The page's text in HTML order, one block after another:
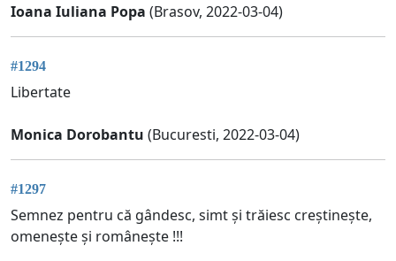
Ioana Iuliana Popa (Brasov, 2022-03-04)
#1294
Libertate
Monica Dorobantu (Bucuresti, 2022-03-04)
#1297
Semnez pentru că gândesc, simt și trăiesc creștinește,
omenește și românește !!!